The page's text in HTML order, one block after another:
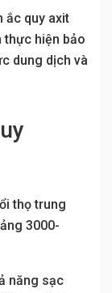
ắc quy axit
thực hiện bảo
dung dịch và
thọ trung
3000-
năng sạc